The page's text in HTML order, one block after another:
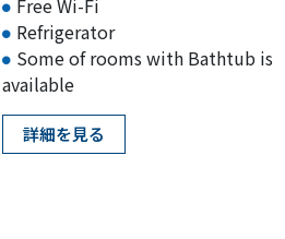
Free Wi-Fi
Refrigerator
Some of rooms with Bathtub is
available
詳細を見る